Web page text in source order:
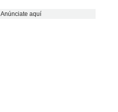
Anúnciate aquí